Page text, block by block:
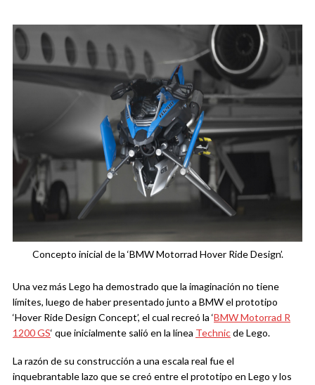
Concepto inicial de la ‘BMW Motorrad Hover Ride Design’.
Una vez más Lego ha demostrado que la imaginación no tiene
límites, luego de haber presentado junto a BMW el prototipo
‘Hover Ride Design Concept’, el cual recreó la ‘BMW Motorrad R
1200 GS‘ que inicialmente salió en la línea Technicde Lego.
La razón de su construcción a una escala real fue el
inquebrantable lazo que se creó entre el prototipo en Lego y los